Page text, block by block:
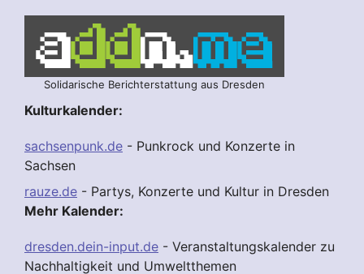
Solidarische Berichterstattung aus Dresden
Kulturkalender:
sachsenpunk.de - Punkrock und Konzerte in
Sachsen
rauze.de - Partys, Konzerte und Kultur in Dresden
Mehr Kalender:
dresden.dein-input.de - Veranstaltungskalender zu
Nachhaltigkeit und Umweltthemen